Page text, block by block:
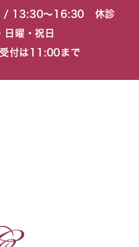
/ 13:30〜16:30 休診
日曜・祝日
付は11:00まで